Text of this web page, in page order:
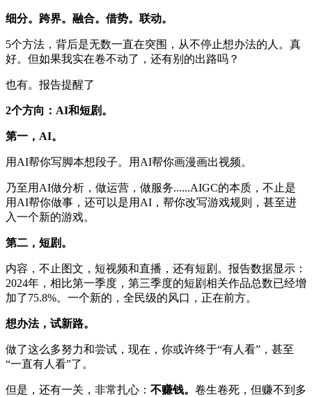
细分。跨界。融合。借势。联动。
5个方法，背后是无数一直在突围，从不停止想办法的人。真
好。但如果我实在卷不动了，还有别的出路吗？
也有。报告提醒了
2个方向：AI和短剧。
第一，AI。
用AI帮你写脚本想段子。用AI帮你画漫画出视频。
乃至用AI做分析，做运营，做服务......AIGC的本质，不止是
用AI帮你做事，还可以是用AI，帮你改写游戏规则，甚至进
入一个新的游戏。
第二，短剧。
内容，不止图文，短视频和直播，还有短剧。报告数据显示：
2024年，相比第一季度，第三季度的短剧相关作品总数已经增
加了75.8%。一个新的，全民级的风口，正在前方。
想办法，试新路。
做了这么多努力和尝试，现在，你或许终于“有人看”，甚至
“一直有人看”了。
但是，还有一关，非常扎心： 不赚钱。 卷生卷死，但赚不到多